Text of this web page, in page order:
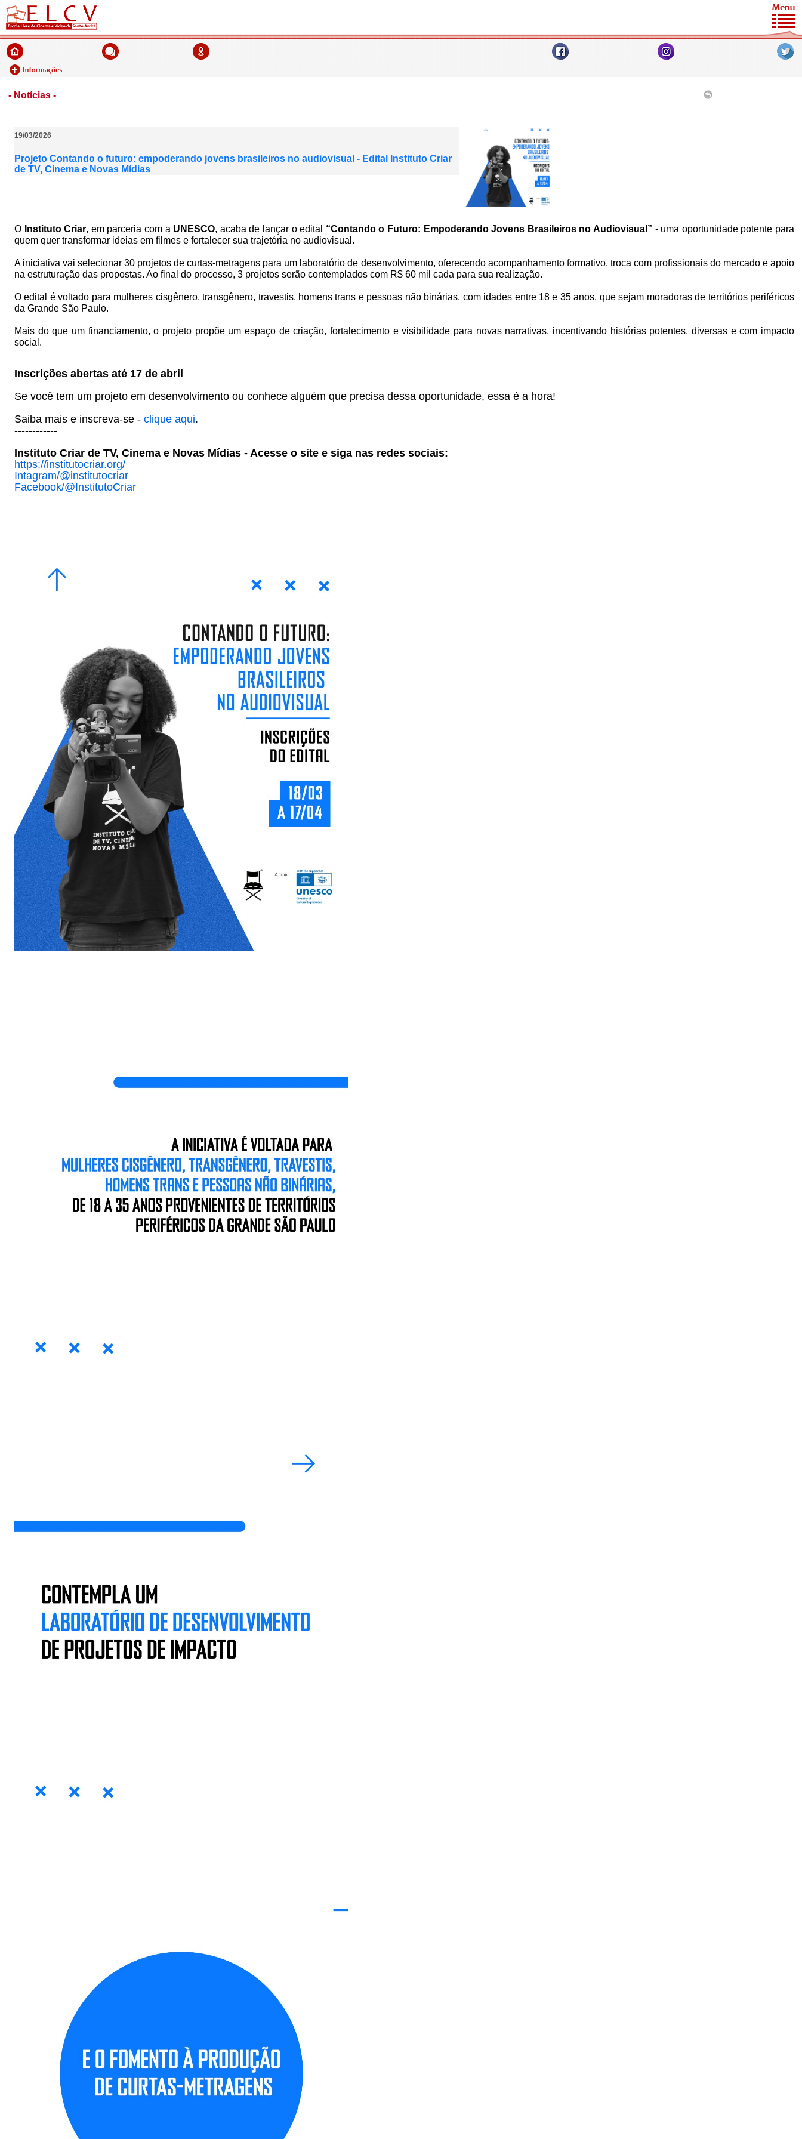
- Notícias -
19/03/2026
Projeto Contando o futuro: empoderando jovens brasileiros no audiovisual - Edital Instituto Criar
de TV, Cinema e Novas Mídias
O Instituto Criar, em parceria com a UNESCO, acaba de lançar o edital “Contando o Futuro: Empoderando Jovens Brasileiros no Audiovisual” - uma oportunidade potente para
quem quer transformar ideias em filmes e fortalecer sua trajetória no audiovisual.
A iniciativa vai selecionar 30 projetos de curtas-metragens para um laboratório de desenvolvimento, oferecendo acompanhamento formativo, troca com profissionais do mercado e apoio
na estruturação das propostas. Ao final do processo, 3 projetos serão contemplados com R$ 60 mil cada para sua realização.
O edital é voltado para mulheres cisgênero, transgênero, travestis, homens trans e pessoas não binárias, com idades entre 18 e 35 anos, que sejam moradoras de territórios periféricos
da Grande São Paulo.
Mais do que um financiamento, o projeto propõe um espaço de criação, fortalecimento e visibilidade para novas narrativas, incentivando histórias potentes, diversas e com impacto
social.
Inscrições abertas até 17 de abril
Se você tem um projeto em desenvolvimento ou conhece alguém que precisa dessa oportunidade, essa é a hora!
Saiba mais e inscreva-se - clique aqui.
------------
Instituto Criar de TV, Cinema e Novas Mídias - Acesse o site e siga nas redes sociais:
https://institutocriar.org/
Intagram/@institutocriar
Facebook/@InstitutoCriar